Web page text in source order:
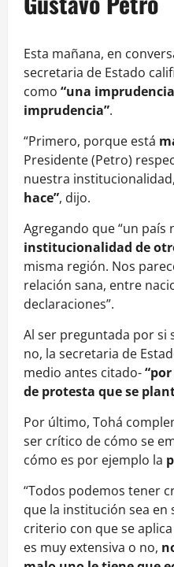
Esta mañana, en
secretaria de Estado
como “una
imprudencia”.
“Primero, porque está
Presidente (Petro)
nuestra
hace”, dijo.
Agregando que “un país
institucionalidad de
misma región. Nos
relación sana, entre
declaraciones”.
Al ser preguntada por si
no, la secretaria de
medio antes citado-
de protesta que se
Por último, Tohá
ser crítico de cómo se
cómo es por ejemplo la
“Todos podemos tener
que la institución sea en
criterio con que se
es muy extensiva o no,